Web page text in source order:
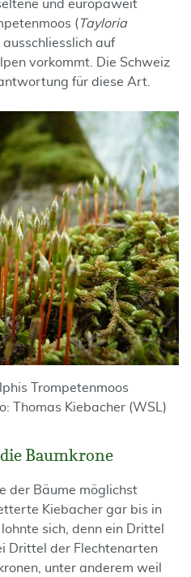
und europaweit
( Tayloria
auf
vorkommt. Die Schweiz
für diese Art.
Trompetenmoos
Thomas Kiebacher (WSL)
Baumkrone
der Bäume möglichst
Kiebacher gar bis in
sich, denn ein Drittel
Drittel der Flechtenarten
unter anderem weil